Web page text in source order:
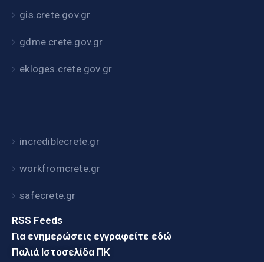
gis.crete.gov.gr
gdme.crete.gov.gr
ekloges.crete.gov.gr
incrediblecrete.gr
workfromcrete.gr
safecrete.gr
RSS Feeds
Για ενημερώσεις εγγραφείτε εδώ
Παλιά Ιστοσελίδα ΠΚ